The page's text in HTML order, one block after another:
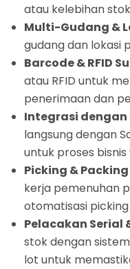
atau kelebihan
Multi-Gudang &
gudang dan lokasi
Barcode & RFID
atau RFID untuk
penerimaan dan
Integrasi dengan
langsung dengan
untuk proses
Picking &
kerja pemenuhan
otomatisasi
Pelacakan Serial
stok dengan
lot untuk